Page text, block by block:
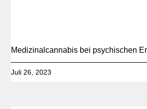
Medizinalcannabis bei psychischen
Juli 26, 2023